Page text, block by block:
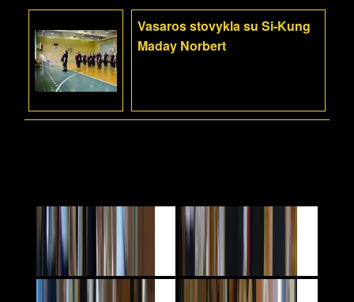
Vasaros stovykla su Si-Kung
Maday Norbert